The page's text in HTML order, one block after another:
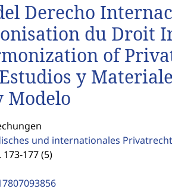
Derecho
du Droit
of
y
Modelo
und internationales
173-177 (5)